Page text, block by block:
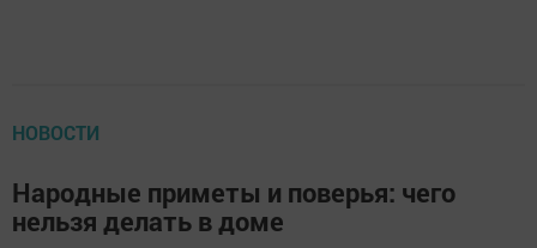
НОВОСТИ
Народные приметы и поверья: чего
нельзя делать в доме